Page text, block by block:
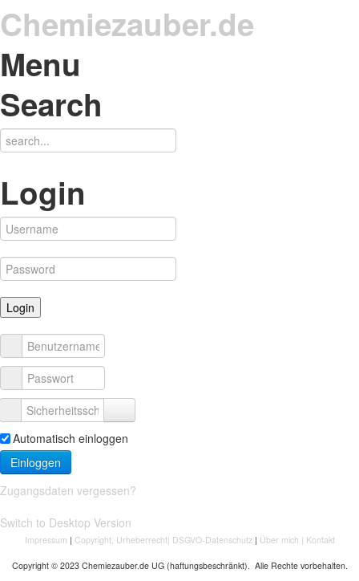
Chemiezauber.de
Menu
Search
Login
Automatisch einloggen
Einloggen
Zugangsdaten vergessen?
Switch to Desktop Version
Impressum | Copyright, Urheberrecht| DSGVO-Datenschutz| Über mich | Kontakt
Copyright © 2023 Chemiezauber.de UG (haftungsbeschränkt). Alle Rechte vorbehalten.